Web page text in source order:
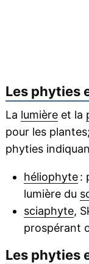
Les phyties
La lumièreet la
pour les
phyties
héliophyte:
lumière du
sciaphyte,
prospérant
Les phyties